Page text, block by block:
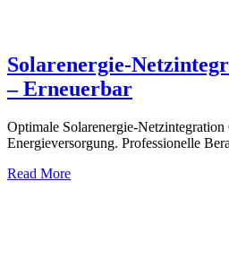
Solarenergie-
– Erneuerbar
Optimale Solarenergie-
Energieversorgung. Professionelle
Read More